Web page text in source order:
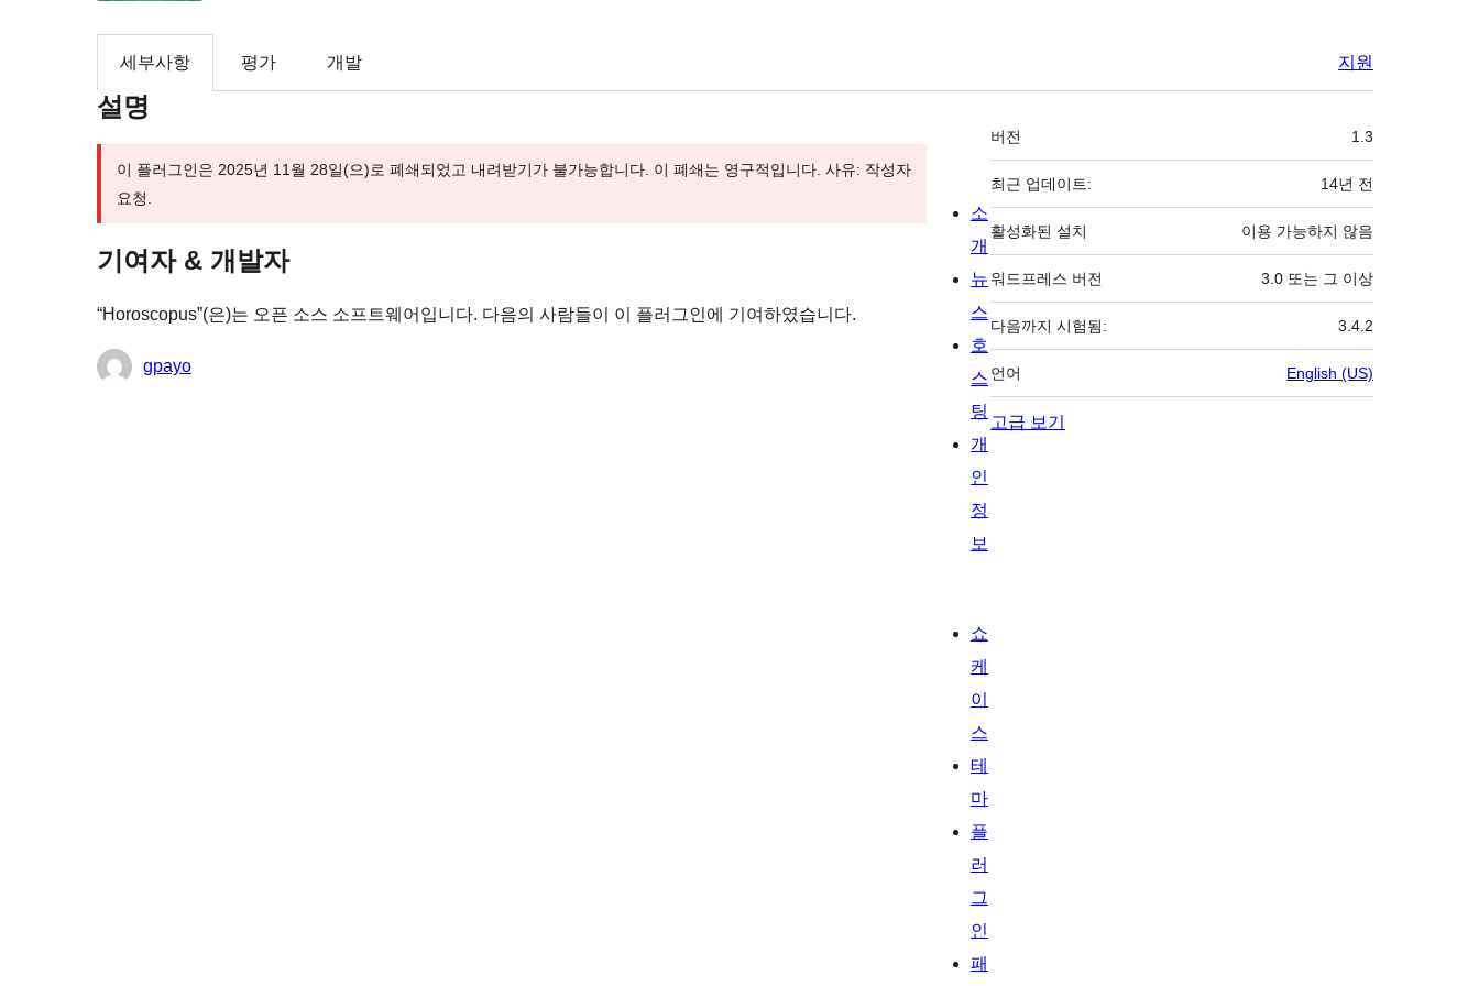
세부사항 평가 개발 지원
설명
이 플러그인은 2025년 11월 28일(으)로 폐쇄되었고 내려받기가 불가능합니다. 이 폐쇄는 영구적입니다. 사유: 작성자
요청.
기여자 & 개발자
“Horoscopus”(은)는 오픈 소스 소프트웨어입니다. 다음의 사람들이 이 플러그인에 기여하였습니다.
기
gpayo
기
초
버전 1.3
최근 업데이트: 14년 전
활성화된 설치 이용 가능하지 않음
워드프레스 버전 3.0 또는 그 이상
다음까지 시험됨: 3.4.2
언어 English (US)
고급 보기
소
개
뉴
스
호
스
팅
개
인
정
보
쇼
케
이
스
테
마
플
러
그
인
패